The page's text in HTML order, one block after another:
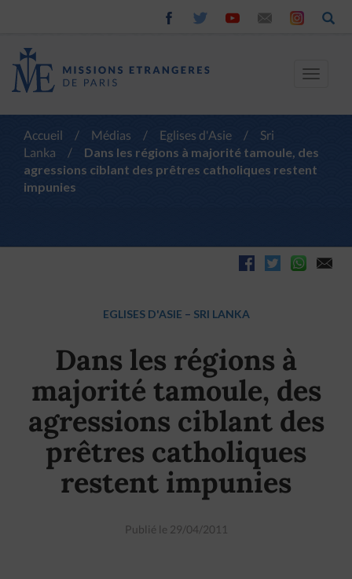
Toggle
Accueil / Médias / Eglises d'Asie /
Sri
Lanka
/
Dans les régions à majorité tamoule, des
agressions ciblant des prêtres catholiques restent
impunies
EGLISES D'ASIE – SRI LANKA
Dans les régions à
majorité tamoule, des
agressions ciblant des
prêtres catholiques
restent impunies
Publié le 29/04/2011